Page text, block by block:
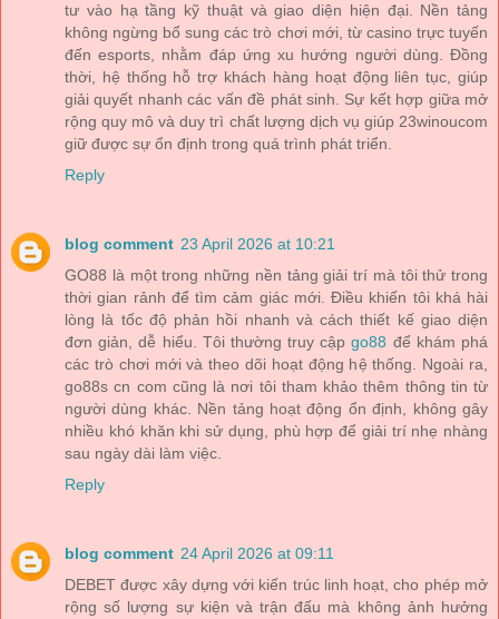
tư vào hạ tầng kỹ thuật và giao diện hiện đại. Nền tảng
không ngừng bổ sung các trò chơi mới, từ casino trực tuyến
đến esports, nhằm đáp ứng xu hướng người dùng. Đồng
thời, hệ thống hỗ trợ khách hàng hoạt động liên tục, giúp
giải quyết nhanh các vấn đề phát sinh. Sự kết hợp giữa mở
rộng quy mô và duy trì chất lượng dịch vụ giúp 23winoucom
giữ được sự ổn định trong quá trình phát triển.
Reply
blog comment 23 April 2026 at 10:21
GO88 là một trong những nền tảng giải trí mà tôi thử trong
thời gian rảnh để tìm cảm giác mới. Điều khiến tôi khá hài
lòng là tốc độ phản hồi nhanh và cách thiết kế giao diện
đơn giản, dễ hiểu. Tôi thường truy cậpgo88 để khám phá
các trò chơi mới và theo dõi hoạt động hệ thống. Ngoài ra,
go88s cn com cũng là nơi tôi tham khảo thêm thông tin từ
người dùng khác. Nền tảng hoạt động ổn định, không gây
nhiều khó khăn khi sử dụng, phù hợp để giải trí nhẹ nhàng
sau ngày dài làm việc.
Reply
blog comment 24 April 2026 at 09:11
DEBET được xây dựng với kiến trúc linh hoạt, cho phép mở
rộng số lượng sự kiện và trận đấu mà không ảnh hưởng